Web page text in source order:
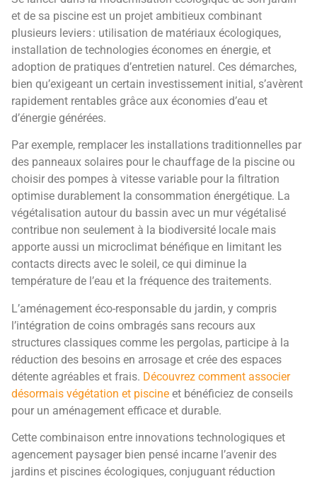
et de sa piscine est un projet ambitieux combinant
plusieurs leviers : utilisation de matériaux écologiques,
installation de technologies économes en énergie, et
adoption de pratiques d’entretien naturel. Ces démarches,
bien qu’exigeant un certain investissement initial, s’avèrent
rapidement rentables grâce aux économies d’eau et
d’énergie générées.
Par exemple, remplacer les installations traditionnelles par
des panneaux solaires pour le chauffage de la piscine ou
choisir des pompes à vitesse variable pour la filtration
optimise durablement la consommation énergétique. La
végétalisation autour du bassin avec un mur végétalisé
contribue non seulement à la biodiversité locale mais
apporte aussi un microclimat bénéfique en limitant les
contacts directs avec le soleil, ce qui diminue la
température de l’eau et la fréquence des traitements.
L’aménagement éco-responsable du jardin, y compris
l’intégration de coins ombragés sans recours aux
structures classiques comme les pergolas, participe à la
réduction des besoins en arrosage et crée des espaces
détente agréables et frais. Découvrez comment associer
désormais végétation et piscine et bénéficiez de conseils
pour un aménagement efficace et durable.
Cette combinaison entre innovations technologiques et
agencement paysager bien pensé incarne l’avenir des
jardins et piscines écologiques, conjuguant réduction